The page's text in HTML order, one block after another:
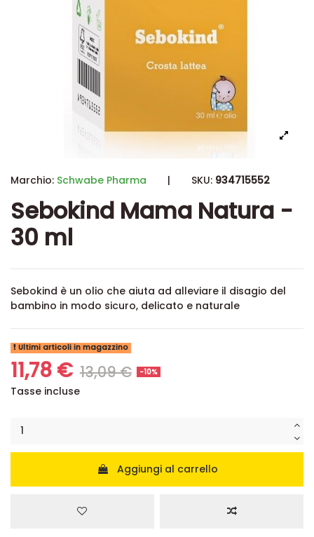
Marchio: Schwabe Pharma | SKU: 934715552
Sebokind Mama Natura -
30 ml
Sebokind è un olio che aiuta ad alleviare il disagio del
bambino in modo sicuro, delicato e naturale
Ultimi articoli in magazzino
11,78 € 13,09 € -10%
Tasse incluse
Aggiungi al carrello